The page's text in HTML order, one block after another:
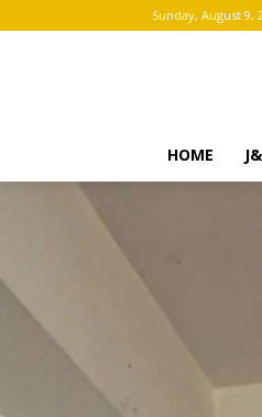
Sunday, August 9,
HOME